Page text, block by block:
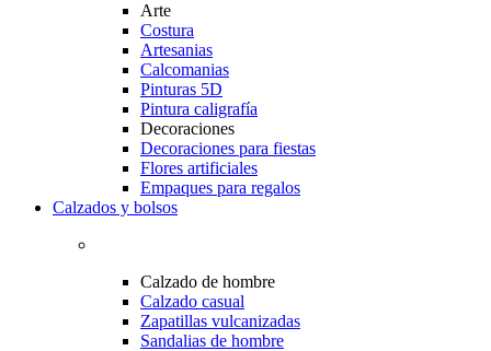
Arte
Costura
Artesanias
Calcomanias
Pinturas 5D
Pintura caligrafía
Decoraciones
Decoraciones para fiestas
Flores artificiales
Empaques para regalos
Calzados y bolsos
Calzado de hombre
Calzado casual
Zapatillas vulcanizadas
Sandalias de hombre